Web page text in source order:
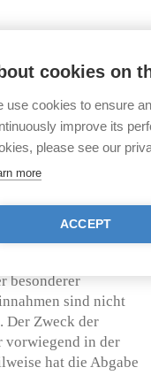
entweder
grosse regionale
AHV- und IV-
die Steuer gesenkt
besucht
der Steuerpflicht
Militärhunden,
sowie von
werden, weil sie
besonderer
sind nicht
Der Zweck der
vorwiegend in der
hat die Abgabe
cookies on
use cookies to ensure
improve its
please see our
more
ACCEPT